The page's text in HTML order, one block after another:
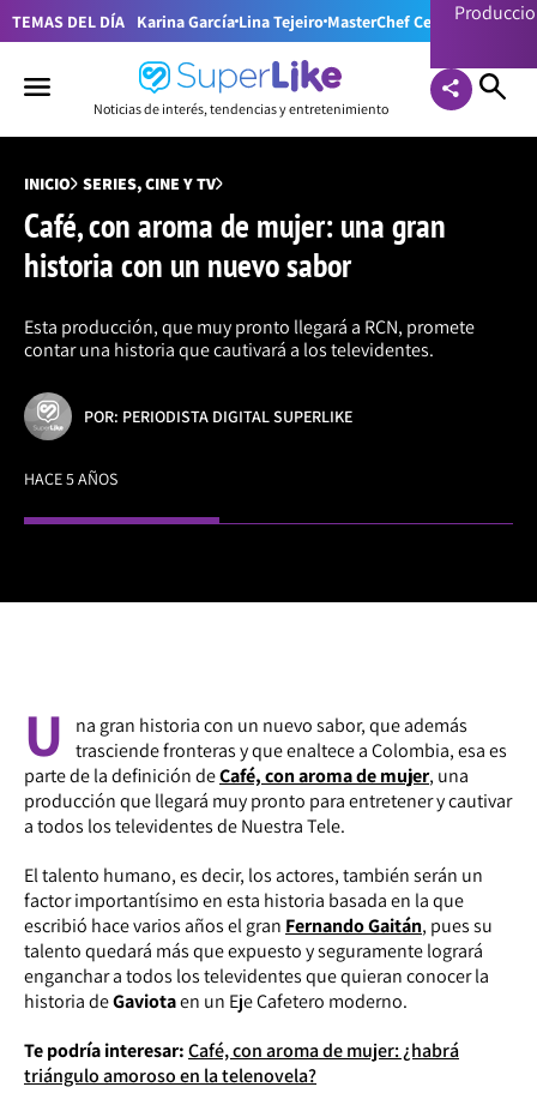
TEMAS DEL DÍA Karina García Lina Tejeiro MasterChef Celebrity
Noticias de interés, tendencias y entretenimiento
INICIO SERIES, CINE Y TV
Café, con aroma de mujer: una gran
historia con un nuevo sabor
Esta producción, que muy pronto llegará a RCN, promete
contar una historia que cautivará a los televidentes.
POR: PERIODISTA DIGITAL SUPERLIKE
HACE 5 AÑOS
U
na gran historia con un nuevo sabor, que además
trasciende fronteras y que enaltece a Colombia, esa es
parte de la definición deCafé, con aroma de mujer, una
producción que llegará muy pronto para entretener y cautivar
a todos los televidentes de Nuestra Tele.
El talento humano, es decir, los actores, también serán un
factor importantísimo en esta historia basada en la que
escribió hace varios años el gran Fernando Gaitán, pues su
talento quedará más que expuesto y seguramente logrará
enganchar a todos los televidentes que quieran conocer la
historia deGaviotaen un Eje Cafetero moderno.
Te podría interesar:Café, con aroma de mujer: ¿habrá
triángulo amoroso en la telenovela?